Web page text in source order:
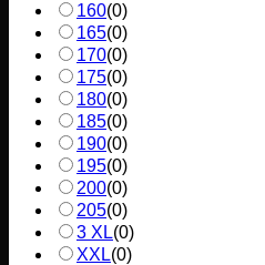
160(0)
165(0)
170(0)
175(0)
180(0)
185(0)
190(0)
195(0)
200(0)
205(0)
3 XL(0)
XXL(0)